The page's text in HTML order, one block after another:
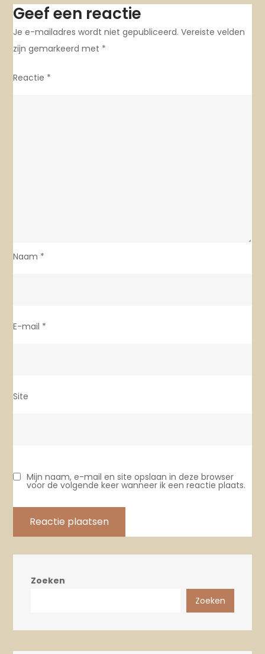
Geef een reactie
Je e-mailadres wordt niet gepubliceerd. Vereiste velden
zijn gemarkeerd met *
Reactie *
Naam *
E-mail *
Site
Mijn naam, e-mail en site opslaan in deze browser
voor de volgende keer wanneer ik een reactie plaats.
Zoeken
Zoeken